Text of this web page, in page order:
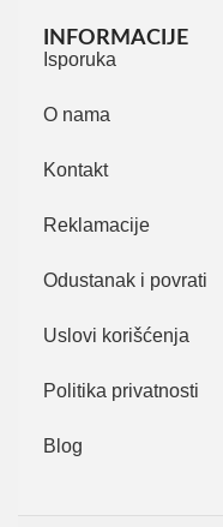
INFORMACIJE
Isporuka
O nama
Kontakt
Reklamacije
Odustanak i povrati
Uslovi korišćenja
Politika privatnosti
Blog